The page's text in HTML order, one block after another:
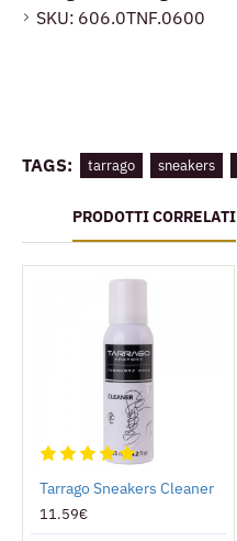
SKU: 606.0TNF.0600
TAGS: tarrago sneakers
PRODOTTI CORRELATI
Tarrago Sneakers Cleaner
11.59€